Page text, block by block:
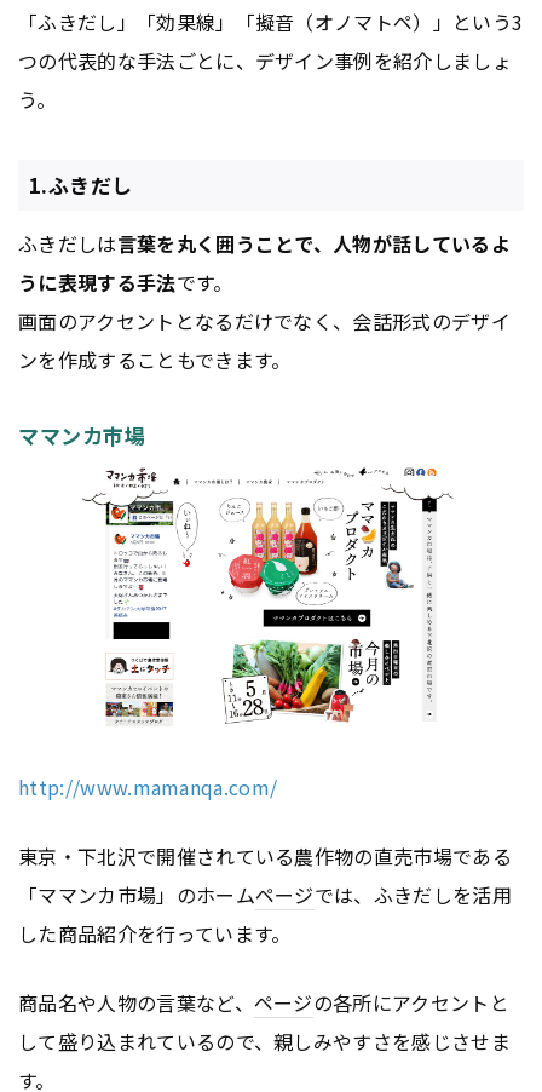
「ふきだし」「効果線」「擬音（オノマトペ）」という3
つの代表的な手法ごとに、デザイン事例を紹介しましょ
う。
1.ふきだし
ふきだしは言葉を丸く囲うことで、人物が話しているよ
うに表現する手法です。
画面のアクセントとなるだけでなく、会話形式のデザイ
ンを作成することもできます。
ママンカ市場
http://www.mamanqa.com/
東京・下北沢で開催されている農作物の直売市場である
「ママンカ市場」のホームページでは、ふきだしを活用
した商品紹介を行っています。
商品名や人物の言葉など、 ページの各所にアクセントと
して盛り込まれているので、親しみやすさを感じさせま
す。